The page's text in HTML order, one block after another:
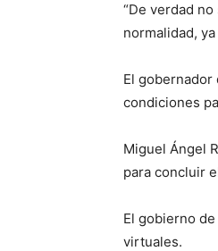
“De verdad
normalidad,
El gobernador
condiciones
Miguel Ángel
para concluir
El gobierno
virtuales.